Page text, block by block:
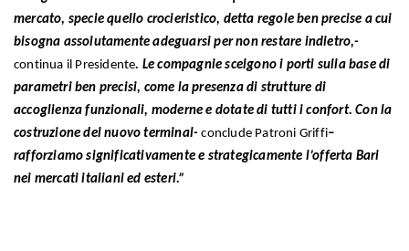
mercato, specie quello crocieristico, detta regole ben precise a cui
bisogna assolutamente adeguarsi per non restare indietro,-
continua il Presidente. Le compagnie scelgono i porti sulla base di
parametri ben precisi, come la presenza di strutture di
accoglienza funzionali, moderne e dotate di tutti i confort. Con la
costruzione del nuovo terminal-conclude Patroni Griffi–
rafforziamo significativamente e strategicamente l’offerta Bari
nei mercati italiani ed esteri.”